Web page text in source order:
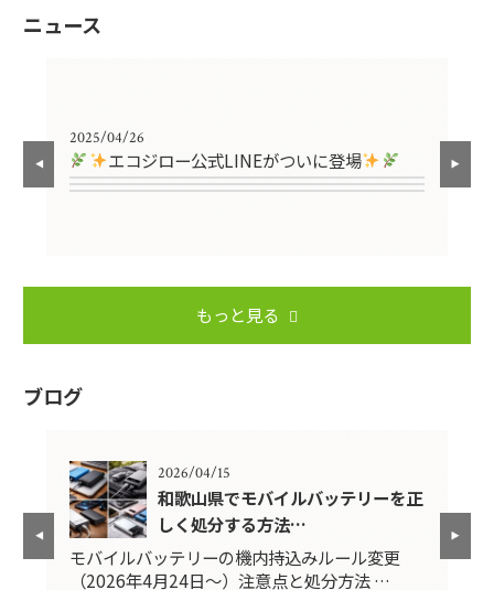
ニュース
2025/04/26
エコジロー公式LINEがついに登場
もっと見る
ブログ
2026/04/15
和歌山県でモバイルバッテリーを正
しく処分する方法…
モバイルバッテリーの機内持込みルール変更
（2026年4月24日～）注意点と処分方法 …